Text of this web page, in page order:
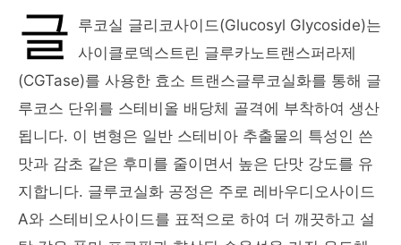
글 루코실 글리코사이드(Glucosyl Glycoside)는
사이클로덱스트린 글루카노트랜스퍼라제
(CGTase)를 사용한 효소 트랜스글루코실화를 통해 글
루코스 단위를 스테비올 배당체 골격에 부착하여 생산
됩니다. 이 변형은 일반 스테비아 추출물의 특성인 쓴
맛과 감초 같은 후미를 줄이면서 높은 단맛 강도를 유
지합니다. 글루코실화 공정은 주로 레바우디오사이드
A와 스테비오사이드를 표적으로 하여 더 깨끗하고 설